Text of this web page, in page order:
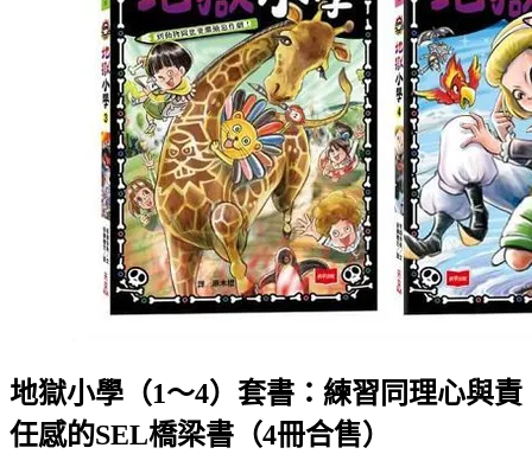
地獄小學（1～4）套書：練習同理心與責
任感的SEL橋梁書（4冊合售）